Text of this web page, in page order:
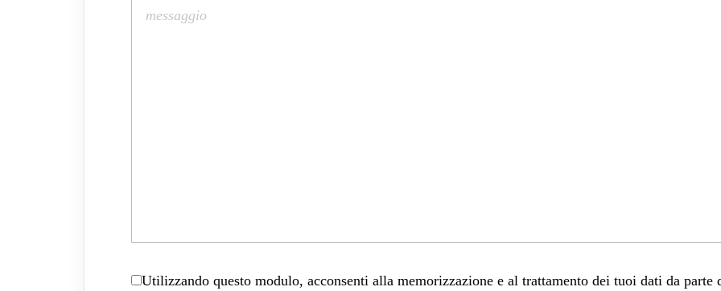
Utilizzando questo modulo, acconsenti alla memorizzazione e al trattamento dei tuoi dati da parte